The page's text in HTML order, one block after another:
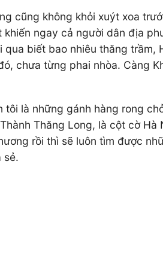
cũng không khỏi xuýt xoa
ngay cả người dân địa
biết bao nhiêu thăng trầm,
chưa từng phai nhòa. Càng
tôi là những gánh hàng rong
Thăng Long, là cột cờ Hà
rồi thì sẽ luôn tìm được
sẻ.